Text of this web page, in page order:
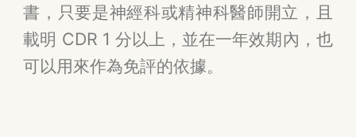
書，只要是神經科或精神科醫師開立，且
載明 CDR 1 分以上，並在一年效期內，也
可以用來作為免評的依據。